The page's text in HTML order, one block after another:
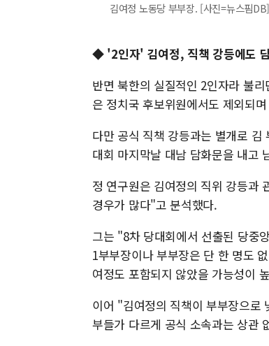
김여정 노동당 부부장. [사진=뉴스핌DB]
◆ '2인자' 김여정, 직책 강등에도
반면 북한의 실질적인 2인자라 불
은 정치국 후보위원에서도 제외되
다만 공식 직책 강등과는 별개로
대회 마지막날 대남 담화문을 내고
정 연구원은 김여정의 직위 강등과
경우가 많다"고 분석했다.
그는 "8차 당대회에서 선출된 당중
1부부장이나 부부장은 단 한 명도
여정도 포함되지 않았을 가능성이
이어 "김여정의 직책이 부부장으로
부들가 다르게 공식 소속과는 상관